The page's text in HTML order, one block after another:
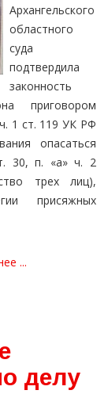
Архангельского
областного
суда
подтвердила
законность
приговором
1 ст. 119 УК РФ
опасаться
30, п. «а» ч. 2
трех лиц),
присяжных
...
делу